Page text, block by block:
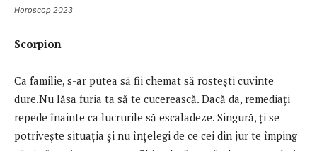
Horoscop 2023
Scorpion
Ca familie, s-ar putea să fii chemat să rostești cuvinte
dure.Nu lăsa furia ta să te cucerească. Dacă da, remediați
repede înainte ca lucrurile să escaladeze. Singură, ți se
potrivește situația și nu înțelegi de ce cei din jur te împing